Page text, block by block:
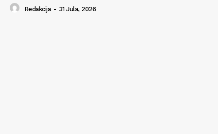
Redakcija - 31 Jula, 2026